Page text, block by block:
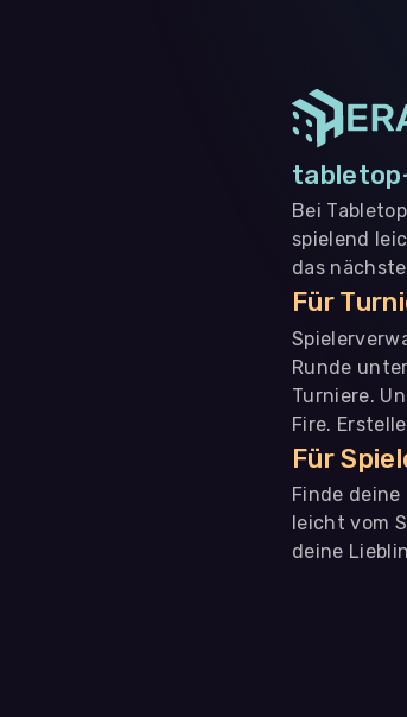
Bei
spielend
das
Für
Runde
Turniere.
Fire.
Für
Finde
leicht vom
deine